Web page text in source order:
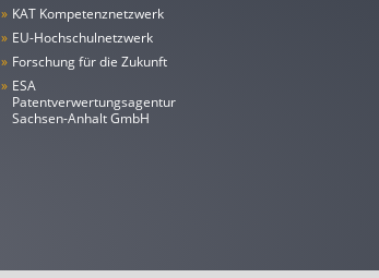
» KAT Kompetenznetzwerk
» EU-Hochschulnetzwerk
» Forschung für die Zukunft
» ESA
Patentverwertungsagentur
Sachsen-Anhalt GmbH